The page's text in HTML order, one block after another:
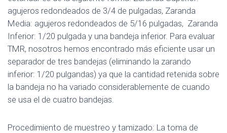
agujeros redondeados de 3/4 de pulgadas, Zaranda
Media: agujeros redondeados de 5/16 pulgadas, Zaranda
Inferior: 1/20 pulgada y una bandeja inferior. Para evaluar
TMR, nosotros hemos encontrado más eficiente usar un
separador de tres bandejas (eliminando la zarando
inferior: 1/20 pulgandas) ya que la cantidad retenida sobre
la bandeja no ha variado considerablemente de cuando
se usa el de cuatro bandejas.
Procedimiento de muestreo y tamizado: La toma de